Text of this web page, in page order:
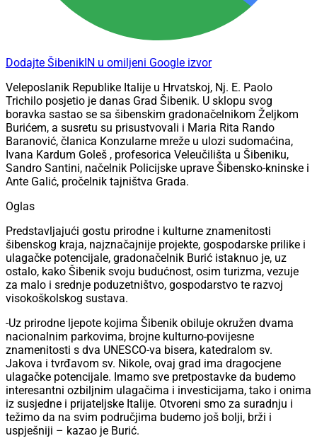
Dodajte ŠibenikIN u omiljeni Google izvor
Veleposlanik Republike Italije u Hrvatskoj, Nj. E. Paolo
Trichilo posjetio je danas Grad Šibenik. U sklopu svog
boravka sastao se sa šibenskim gradonačelnikom Željkom
Burićem, a susretu su prisustvovali i Maria Rita Rando
Baranović, članica Konzularne mreže u ulozi sudomaćina,
Ivana Kardum Goleš , profesorica Veleučilišta u Šibeniku,
Sandro Santini, načelnik Policijske uprave Šibensko-kninske i
Ante Galić, pročelnik tajništva Grada.
Oglas
Predstavljajući gostu prirodne i kulturne znamenitosti
šibenskog kraja, najznačajnije projekte, gospodarske prilike i
ulagačke potencijale, gradonačelnik Burić istaknuo je, uz
ostalo, kako Šibenik svoju budućnost, osim turizma, vezuje
za malo i srednje poduzetništvo, gospodarstvo te razvoj
visokoškolskog sustava.
-Uz prirodne ljepote kojima Šibenik obiluje okružen dvama
nacionalnim parkovima, brojne kulturno-povijesne
znamenitosti s dva UNESCO-va bisera, katedralom sv.
Jakova i tvrđavom sv. Nikole, ovaj grad ima dragocjene
ulagačke potencijale. Imamo sve pretpostavke da budemo
interesantni ozbiljnim ulagačima i investicijama, tako i onima
iz susjedne i prijateljske Italije. Otvoreni smo za suradnju i
težimo da na svim područjima budemo još bolji, brži i
uspješniji – kazao je Burić.